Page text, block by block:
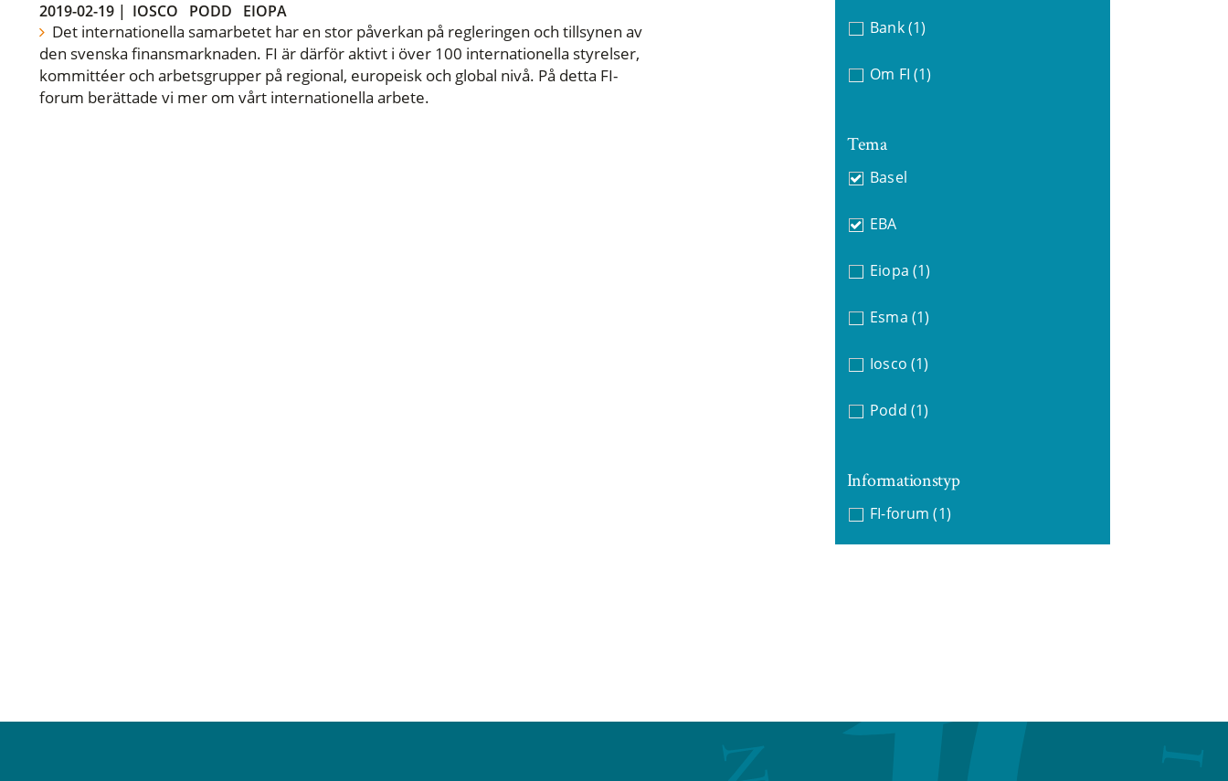
2019-02-19| IOSCO PODD EIOPA
Det internationella samarbetet har en stor påverkan på regleringen och tillsynen av
den svenska finansmarknaden. FI är därför aktivt i över 100 internationella styrelser,
kommittéer och arbetsgrupper på regional, europeisk och global nivå. På detta FI-
forum berättade vi mer om vårt internationella arbete.
Bank (1)
Om FI (1)
Tema
Basel
EBA
Eiopa (1)
Esma (1)
Iosco (1)
Podd (1)
Informationstyp
FI-forum (1)